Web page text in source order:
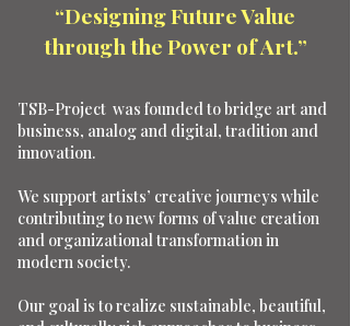
“Designing Future Value
through the Power of Art.”
TSB-Project was founded to bridge art and
business, analog and digital, tradition and
innovation.
We support artists’ creative journeys while
contributing to new forms of value creation
and organizational transformation in
modern society.
Our goal is to realize sustainable, beautiful,